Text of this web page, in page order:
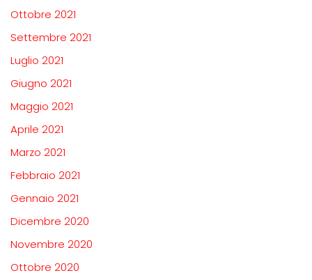
Ottobre 2021
Settembre 2021
Luglio 2021
Giugno 2021
Maggio 2021
Aprile 2021
Marzo 2021
Febbraio 2021
Gennaio 2021
Dicembre 2020
Novembre 2020
Ottobre 2020